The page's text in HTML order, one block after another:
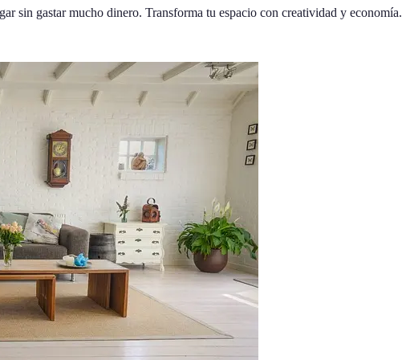
sin gastar mucho dinero. Transforma tu espacio con creatividad y economía.